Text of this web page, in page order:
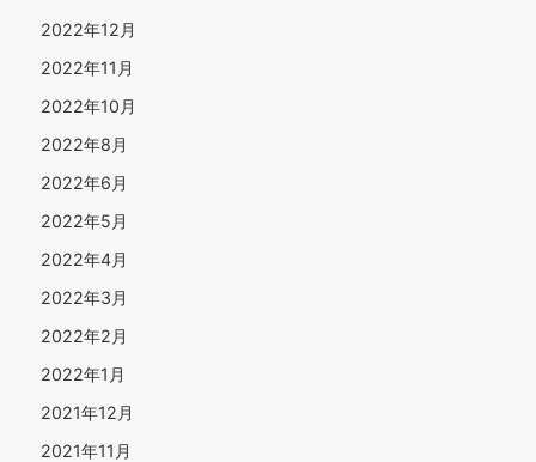
2022年12月
2022年11月
2022年10月
2022年8月
2022年6月
2022年5月
2022年4月
2022年3月
2022年2月
2022年1月
2021年12月
2021年11月